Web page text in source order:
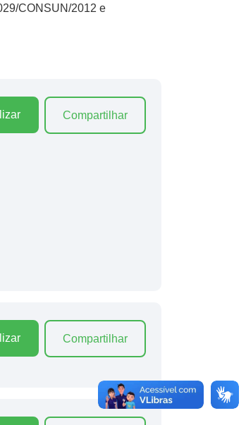
CONSUN/2012 e
Compartilhar
Compartilhar